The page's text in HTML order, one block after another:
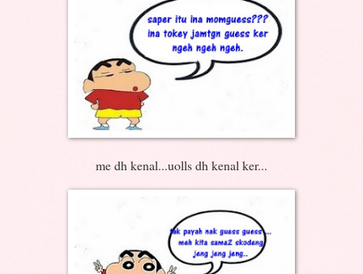
me dh kenal...uolls dh kenal ker...